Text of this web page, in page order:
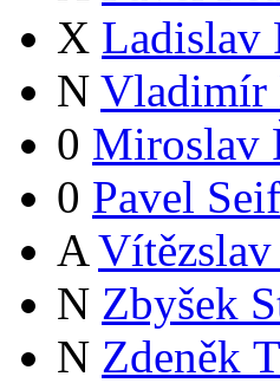
X Ladislav
N Vladimír
0 Miroslav
0 Pavel
A
N Zbyšek
N Zdeněk